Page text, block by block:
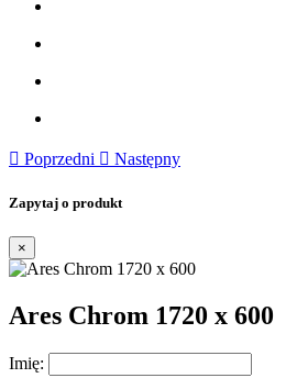
 Poprzedni  Następny
Zapytaj o produkt
×
Ares Chrom 1720 x 600
Imię: